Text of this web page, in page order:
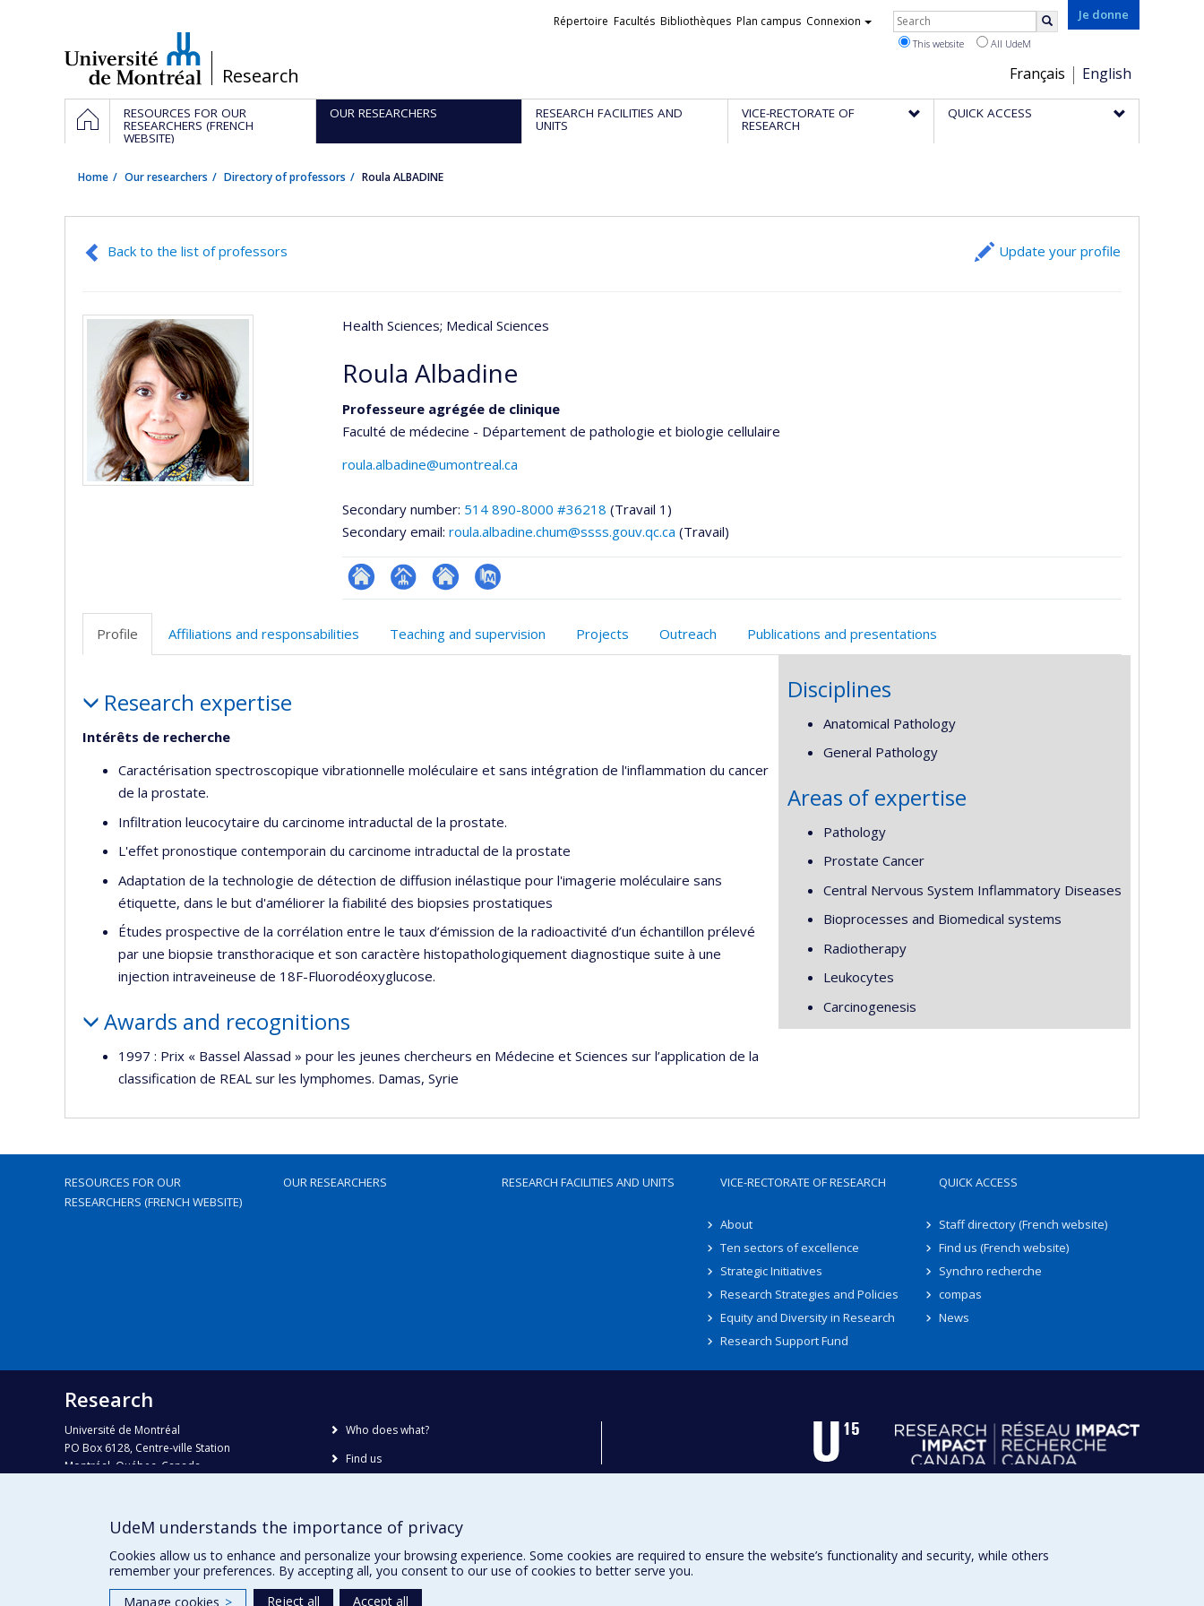
/Research
Je donne
Choix
de
la
Français English
Liens
Répertoire Facultés Bibliothèques Plan campus Connexion Rechercher
This website All UdeM
Navigation
principale
HOMERESOURCES FOR OUR
RESEARCHERS (FRENCH
WEBSITE)
OUR RESEARCHERS RESEARCH FACILITIES AND
UNITS
VICE-RECTORATE OF
RESEARCH
QUICK ACCESS
Home Our researchers Directory of professors Roula ALBADINE
Back to the list of professors Update your profile
Health Sciences; Medical Sciences
Roula Albadine
Professeure agrégée de clinique
Faculté de médecine - Département de pathologie et biologie cellulaire
roula.albadine@umontreal.ca
Secondary number: 514 890-8000 #36218 (Travail 1)
Secondary email: roula.albadine.chum@ssss.gouv.qc.ca (Travail)
ResearchGate
Page
(faculté,département,école)
Site
de
PubMed
Profile
Affiliations and responsabilities Teaching and supervision Projects Outreach Publications and presentations
Research expertise
Intérêts de recherche
Caractérisation spectroscopique vibrationnelle moléculaire et sans intégration de l'inflammation du cancer
de la prostate.
Infiltration leucocytaire du carcinome intraductal de la prostate.
L'effet pronostique contemporain du carcinome intraductal de la prostate
Adaptation de la technologie de détection de diffusion inélastique pour l'imagerie moléculaire sans
étiquette, dans le but d'améliorer la fiabilité des biopsies prostatiques
Études prospective de la corrélation entre le taux d’émission de la radioactivité d’un échantillon prélevé
par une biopsie transthoracique et son caractère histopathologiquement diagnostique suite à une
injection intraveineuse de 18F-Fluorodéoxyglucose.
Awards and recognitions
1997 : Prix « Bassel Alassad » pour les jeunes chercheurs en Médecine et Sciences sur l’application de la
classification de REAL sur les lymphomes. Damas, Syrie
Disciplines
Anatomical Pathology
General Pathology
Areas of expertise
Pathology
Prostate Cancer
Central Nervous System Inflammatory Diseases
Bioprocesses and Biomedical systems
Radiotherapy
Leukocytes
Carcinogenesis
RESOURCES FOR OUR
RESEARCHERS (FRENCH WEBSITE)
OUR RESEARCHERS RESEARCH FACILITIES AND UNITS VICE-RECTORATE OF RESEARCH
About
Ten sectors of excellence
Strategic Initiatives
Research Strategies and Policies
Equity and Diversity in Research
Research Support Fund
QUICK ACCESS
Staff directory (French website)
Find us (French website)
Synchro recherche
compas
News
Research
Université de Montréal
PO Box 6128, Centre-ville Station
Montréal, Québec, Canada
Phone : 514 343-6111, #38492
recherche@umontreal.ca
Who does what?
Find us
UdeM understands the importance of privacy
Cookies allow us to enhance and personalize your browsing experience. Some cookies are required to ensure the website’s functionality and security, while others
remember your preferences. By accepting all, you consent to our use of cookies to better serve you.
Manage cookies > Reject all Accept all